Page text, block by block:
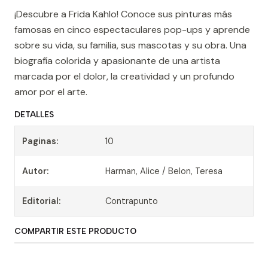
¡Descubre a Frida Kahlo! Conoce sus pinturas más
famosas en cinco espectaculares pop-ups y aprende
sobre su vida, su familia, sus mascotas y su obra. Una
biografía colorida y apasionante de una artista
marcada por el dolor, la creatividad y un profundo
amor por el arte.
DETALLES
Paginas: 10
Autor: Harman, Alice / Belon, Teresa
Editorial: Contrapunto
COMPARTIR ESTE PRODUCTO